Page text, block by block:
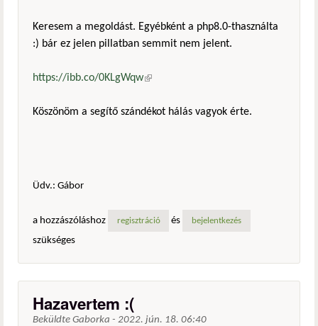
Keresem a megoldást. Egyébként a php8.0-thasználta
:) bár ez jelen pillatban semmit nem jelent.
https://ibb.co/0KLgWqw(külső hivatkozás)
Köszönöm a segítő szándékot hálás vagyok érte.
Üdv.: Gábor
a hozzászóláshoz regisztráció és bejelentkezés
szükséges
Hazavertem :(
Beküldte Gaborka - 2022. jún. 18. 06:40